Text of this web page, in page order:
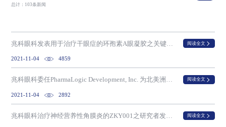
总计：103条新闻
阅读全文
2021-11-04 4859
兆科眼科委任PharmaLogic Development, Inc. 为北美洲产品开发规管顾问 阅读全文
2021-11-04 2892
兆科眼科治疗神经营养性角膜炎的ZKY001之研究者发起试验 完成首名患者入组 阅读全文